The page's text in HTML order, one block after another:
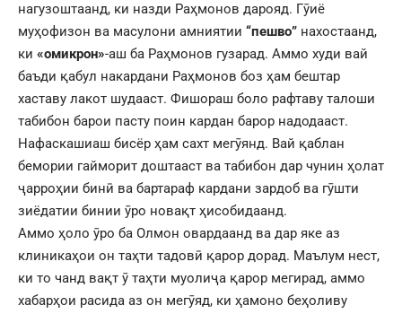
нагузоштаанд, ки назди Раҳмонов дарояд. Гӯиё
муҳофизон ва масулони амниятии “пешво” нахостаанд,
ки «омикрон»-аш ба Раҳмонов гузарад. Аммо худи вай
баъди қабул накардани Раҳмонов боз ҳам бештар
хаставу лакот шудааст. Фишораш боло рафтаву талоши
табибон барои пасту поин кардан барор надодааст.
Нафаскашиаш бисёр ҳам сахт мегӯянд. Вай қаблан
бемории гайморит доштааст ва табибон дар чунин ҳолат
ҷарроҳии бинӣ ва бартараф кардани зардоб ва гӯшти
зиёдатии бинии ӯро новақт ҳисобидаанд.
Аммо ҳоло ӯро ба Олмон овардаанд ва дар яке аз
клиникаҳои он таҳти тадовӣ қарор дорад. Маълум нест,
ки то чанд вақт ӯ таҳти муолиҷа қарор мегирад, аммо
хабарҳои расида аз он мегӯяд, ки ҳамоно беҳоливу